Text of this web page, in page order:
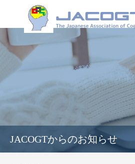
JACOGTからのお知らせ
HOME
オンデマンド